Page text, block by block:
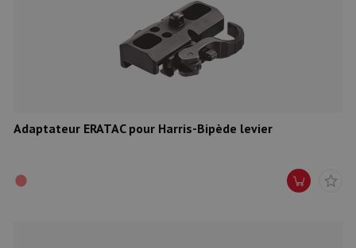
Adaptateur ERATAC pour Harris-Bipède levier